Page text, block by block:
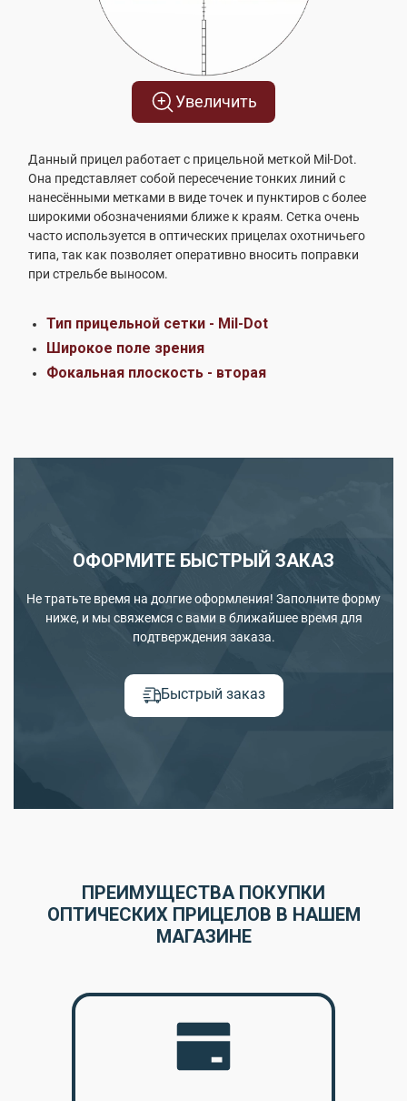
Увеличить
Данный прицел работает с прицельной меткой Mil-Dot.
Она представляет собой пересечение тонких линий с
нанесёнными метками в виде точек и пунктиров с более
широкими обозначениями ближе к краям. Сетка очень
часто используется в оптических прицелах охотничьего
типа, так как позволяет оперативно вносить поправки
при стрельбе выносом.
Тип прицельной сетки - Mil-Dot
Широкое поле зрения
Фокальная плоскость - вторая
ОФОРМИТЕ БЫСТРЫЙ ЗАКАЗ
Не тратьте время на долгие оформления! Заполните форму
ниже, и мы свяжемся с вами в ближайшее время для
подтверждения заказа.
Быстрый заказ
ПРЕИМУЩЕСТВА ПОКУПКИ
ОПТИЧЕСКИХ ПРИЦЕЛОВ В НАШЕМ
МАГАЗИНЕ